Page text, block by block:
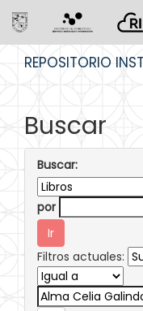
REPOSITORIO
Buscar
Buscar:
por
Filtros actuales: